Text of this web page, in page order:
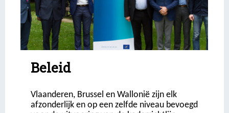
Beleid
Vlaanderen, Brussel en Wallonië zijn elk
afzonderlijk en op een zelfde niveau bevoegd